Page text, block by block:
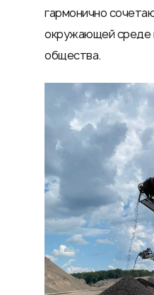
гармонично
окружающей среде
общества.